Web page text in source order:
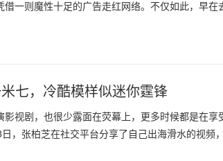
一则魔性十足的广告走红网络。不仅如此，早在
七，冷酷模样似迷你霆锋
影视剧，也很少露面在荧幕上，更多时候都是在享
，张柏芝在社交平台分享了自己出海滑水的视频